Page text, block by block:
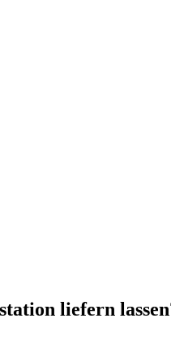
liefern